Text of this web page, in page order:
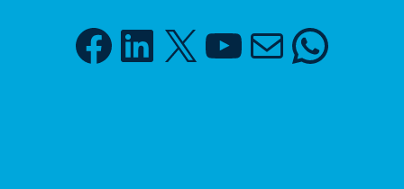
FacebookLinkedIn
X YouTube
Mail WhatsApp